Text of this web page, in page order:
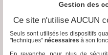
Gestion des
Ce site n'utilise AUCUN
Seuls sont utilisés les dispositifs
"techniques" nécessaires à son